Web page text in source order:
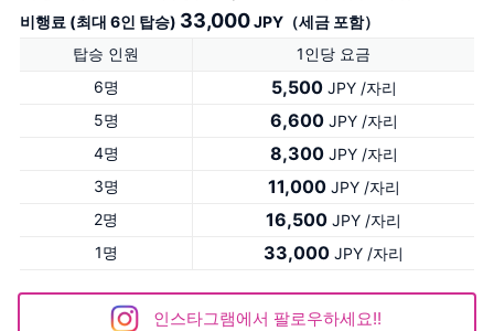
비행료 (최대 6인 탑승) 33,000JPY（세금 포함）
탑승 인원
1인당 요금
6명
5,500JPY /자리
5명
6,600JPY /자리
4명
8,300JPY /자리
3명
11,000JPY /자리
2명
16,500 JPY /자리
1명
33,000 JPY /자리
인스타그램에서 팔로우하세요!!